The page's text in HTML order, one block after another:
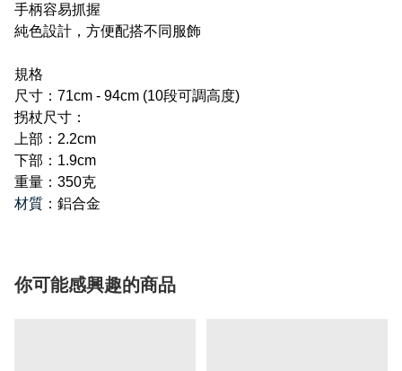
手柄容易抓握
純色設計，方便配搭不同服飾
規格​
尺寸：71cm - 94cm (10段可調高度)
拐杖尺寸：
上部：2.2cm
下部：1.9cm
重量：350克
材質 ：鋁合金
你可能感興趣的商品